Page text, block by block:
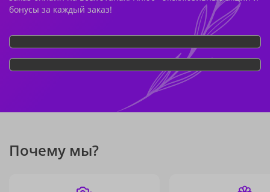
бонусы за каждый заказ!
Почему мы?